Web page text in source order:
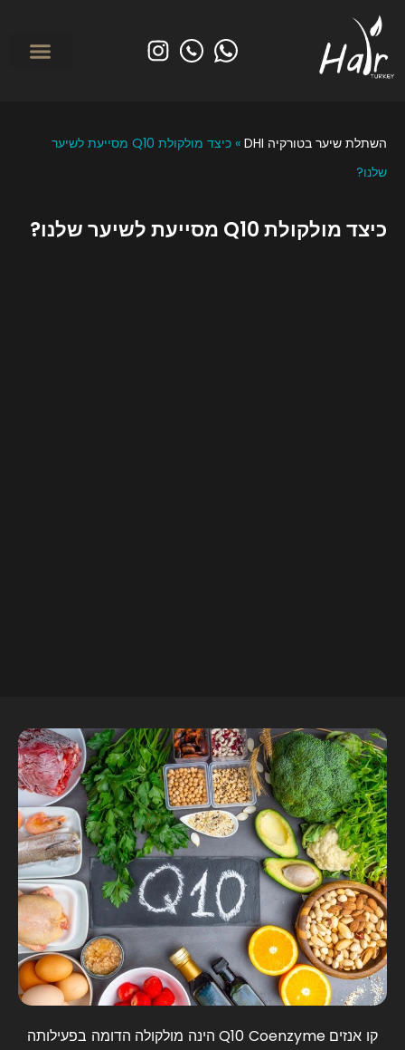
השתלת שיער בטורקיה DHI »
כיצד מולקולת Q10 מסייעת לשיער
שלנו?
כיצד מולקולת Q10 מסייעת לשיער שלנו?
קו אנזים Q10 Coenzyme הינה מולקולה הדומה בפעילותה